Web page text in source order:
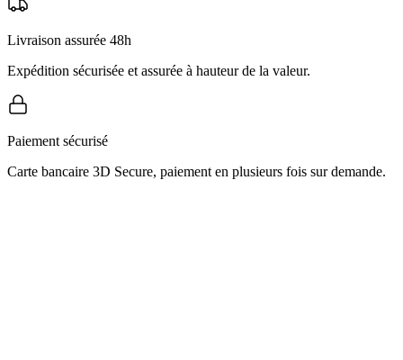
Livraison assurée 48h
Expédition sécurisée et assurée à hauteur de la valeur.
Paiement sécurisé
Carte bancaire 3D Secure, paiement en plusieurs fois sur demande.